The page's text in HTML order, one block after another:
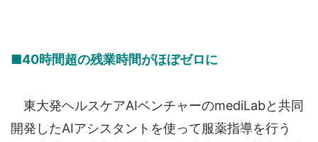
■40時間超の残業時間がほぼゼロに
東大発ヘルスケアAIベンチャーのmediLabと共同
開発したAIアシスタントを使って服薬指導を行う